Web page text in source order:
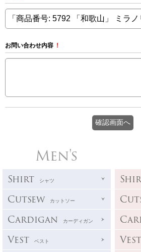
お問い合わせ内容 !
Men's
Shirt シャツ
Cutsew カットソー
Cardigan カーディガン
Vest ベスト Vest